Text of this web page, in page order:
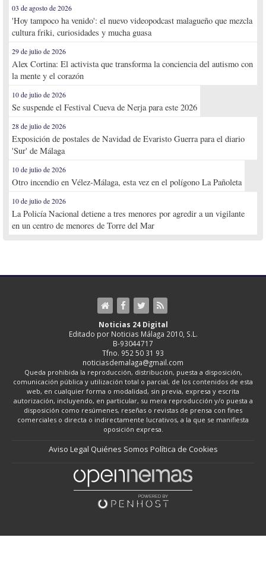
03 de agosto de 2026
'Hoy tampoco ha venido': el nuevo videopodcast malagueño que mezcla
cultura friki, curiosidades y mucha guasa
29 de julio de 2026
Alex Cortina: El activista que transforma la conciencia del autismo con
la mente y el corazón
10 de julio de 2026
Se suspende el Festival Cueva de Nerja para este 2026
28 de julio de 2026
Exposición de postales de Navidad de Evaristo Guerra para el diario
'Sur' de Málaga
10 de julio de 2026
Otro incendio en Vélez-Málaga, esta vez en el polígono La Pañoleta
10 de julio de 2026
La Policía Nacional detiene a tres menores por agredir a un vigilante
en un centro de menores de Torre del Mar
Noticias 24 Digital
Editado por Noticias Málaga 2010, S.L.
B-93044717
Tfno. 952 50 31 93
noticiasdemalaga@gmail.com
Queda prohibida la reproducción, distribución, puesta a disposición,
comunicación pública y utilización total o parcial, de los contenidos de esta
web, en cualquier forma o modalidad, sin previa, expresa y escrita
autorización, incluyendo, en particular, su mera reproducción y/o puesta a
disposición como resúmenes, reseñas o revistas de prensa con fines
comerciales o directa o indirectamente lucrativos, a la que se manifiesta
oposición expresa.
Aviso Legal Quiénes Somos Política de Cookies